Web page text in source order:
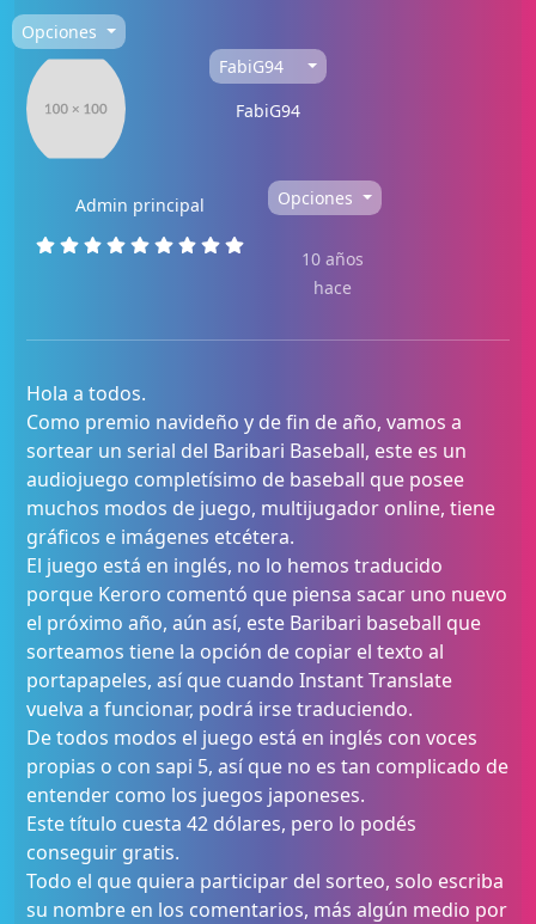
Opciones
FabiG94
FabiG94
Admin principal Opciones
10 años
hace
Hola a todos.
Como premio navideño y de fin de año, vamos a
sortear un serial del Baribari Baseball, este es un
audiojuego completísimo de baseball que posee
muchos modos de juego, multijugador online, tiene
gráficos e imágenes etcétera.
El juego está en inglés, no lo hemos traducido
porque Keroro comentó que piensa sacar uno nuevo
el próximo año, aún así, este Baribari baseball que
sorteamos tiene la opción de copiar el texto al
portapapeles, así que cuando Instant Translate
vuelva a funcionar, podrá irse traduciendo.
De todos modos el juego está en inglés con voces
propias o con sapi 5, así que no es tan complicado de
entender como los juegos japoneses.
Este título cuesta 42 dólares, pero lo podés
conseguir gratis.
Todo el que quiera participar del sorteo, solo escriba
su nombre en los comentarios, más algún medio por